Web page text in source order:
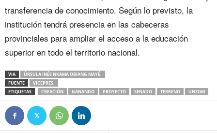
transferencia de conocimiento. Según lo previsto, la
institución tendrá presencia en las cabeceras
provinciales para ampliar el acceso a la educación
superior en todo el territorio nacional.
VIA
ÚRSULA INÉS NKAMA OBIANG MAYÉ.
FUENTE
VICEPRES.
ETIQUETAS
CREACIÓN GANANDO PROYECTO SENADO TERRENO UNZOM